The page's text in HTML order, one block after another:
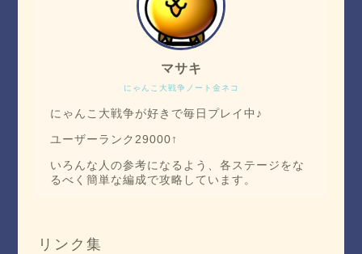
にゃんこ大戦争ノート金ネコ
マサキ
にゃんこ大戦争が好きで毎日プレイ中♪
ユーザーランク29000↑
いろんな人の参考になるよう、各ステージをな
るべく簡単な編成で攻略しています。
リンク集